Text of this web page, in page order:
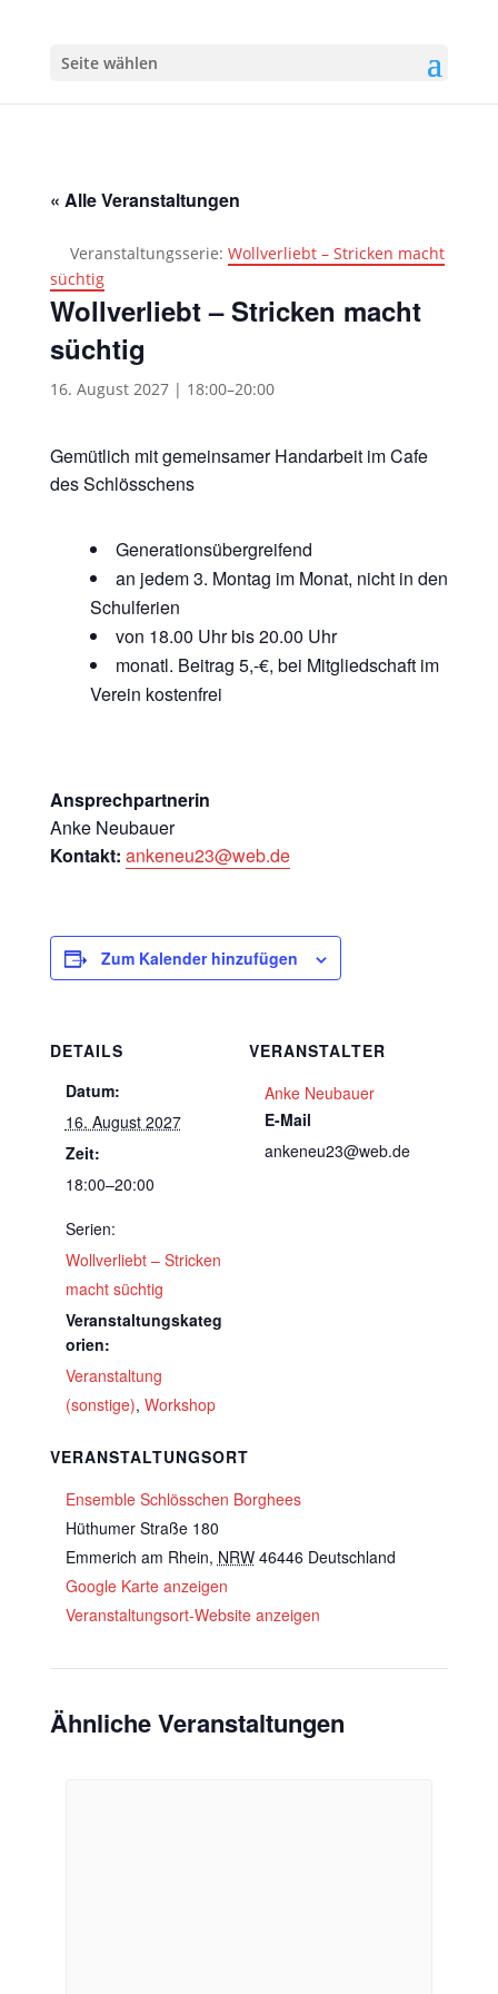
Seite wählen
« Alle Veranstaltungen
Veranstaltungsserie: Wollverliebt – Stricken macht
süchtig
Wollverliebt – Stricken macht
süchtig
16. August 2027 | 18:00–20:00
Gemütlich mit gemeinsamer Handarbeit im Cafe
des Schlösschens
Generationsübergreifend
an jedem 3. Montag im Monat, nicht in den
Schulferien
von 18.00 Uhr bis 20.00 Uhr
monatl. Beitrag 5,-€, bei Mitgliedschaft im
Verein kostenfrei
Ansprechpartnerin
Anke Neubauer
Kontakt: ankeneu23@web.de
Zum Kalender hinzufügen
DETAILS
Datum:
16. August 2027
Zeit:
18:00–20:00
Serien:
Wollverliebt – Stricken
macht süchtig
Veranstaltungskateg
orien:
Veranstaltung
(sonstige), Workshop
VERANSTALTUNGSORT
Ensemble Schlösschen Borghees
Hüthumer Straße 180
Emmerich am Rhein, NRW 46446 Deutschland
Google Karte anzeigen
Veranstaltungsort-Website anzeigen
VERANSTALTER
Anke Neubauer
E-Mail
ankeneu23@web.de
Ähnliche Veranstaltungen